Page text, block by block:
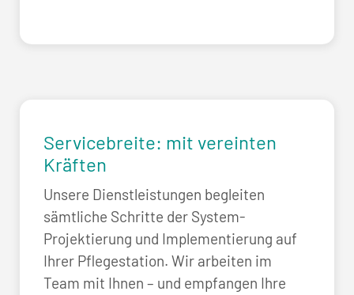
Servicebreite: mit vereinten
Kräften
Unsere Dienstleistungen begleiten
sämtliche Schritte der System-
Projektierung und Implementierung auf
Ihrer Pflegestation. Wir arbeiten im
Team mit Ihnen – und empfangen Ihre